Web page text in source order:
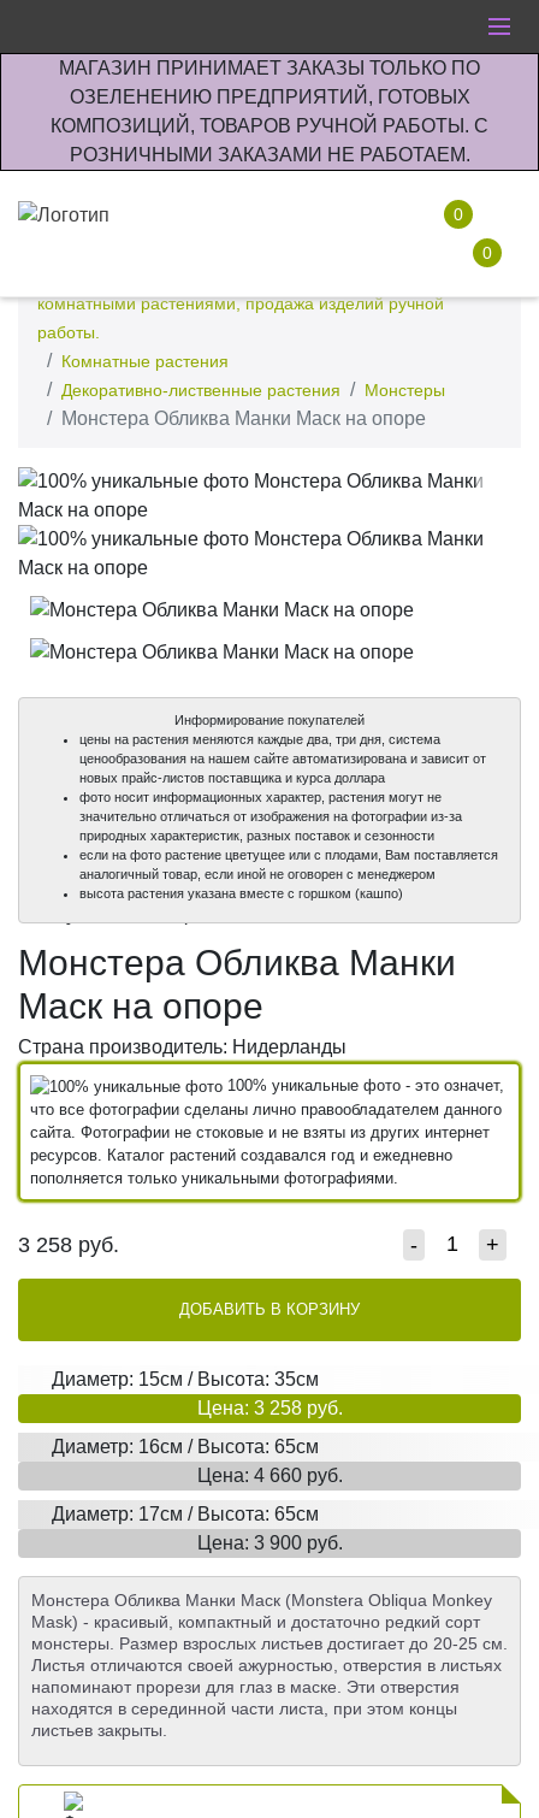
МАГАЗИН ПРИНИМАЕТ ЗАКАЗЫ ТОЛЬКО ПО
ОЗЕЛЕНЕНИЮ ПРЕДПРИЯТИЙ, ГОТОВЫХ
КОМПОЗИЦИЙ, ТОВАРОВ РУЧНОЙ РАБОТЫ. С
РОЗНИЧНЫМИ ЗАКАЗАМИ НЕ РАБОТАЕМ.
0
0
комнатными растениями, продажа изделий ручной
работы.
Комнатные растения
Декоративно-лиственные растения
Монстеры
Монстера Обликва Манки Маск на опоре
100%
100%
Информирование покупателей
цены на растения меняются каждые два, три дня, система
ценообразования на нашем сайте автоматизирована и зависит от
новых прайс-листов поставщика и курса доллара
фото носит информационных характер, растения могут не
значительно отличаться от изображения на фотографии из-за
природных характеристик, разных поставок и сезонности
если на фото растение цветущее или с плодами, Вам поставляется
аналогичный товар, если иной не оговорен с менеджером
высота растения указана вместе с горшком (кашпо)
Монстера Обликва Манки
Маск на опоре
Страна производитель: Нидерланды
100% уникальные фото - это означет,
что все фотографии сделаны лично правообладателем данного
сайта. Фотографии не стоковые и не взяты из других интернет
ресурсов. Каталог растений создавался год и ежедневно
пополняется только уникальными фотографиями.
3 258 руб. - +
ДОБАВИТЬ В КОРЗИНУ
Диаметр: 15см / Высота: 35см
Цена: 3 258 руб.
Диаметр: 16см / Высота: 65см
Цена: 4 660 руб.
Диаметр: 17см / Высота: 65см
Цена: 3 900 руб.
Монстера Обликва Манки Маск (Monstera Obliqua Monkey
Mask) - красивый, компактный и достаточно редкий сорт
монстеры. Размер взрослых листьев достигает до 20-25 см.
Листья отличаются своей ажурностью, отверстия в листьях
напоминают прорези для глаз в маске. Эти отверстия
находятся в серединной части листа, при этом концы
листьев закрыты.